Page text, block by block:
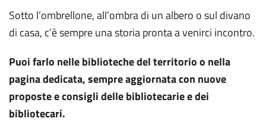
Sotto l’ombrellone, all’ombra di un albero o sul divano
di casa, c’è sempre una storia pronta a venirci incontro.
Puoi farlo nelle biblioteche del territorio o nella
pagina dedicata, sempre aggiornata con nuove
proposte e consigli delle bibliotecarie e dei
bibliotecari.